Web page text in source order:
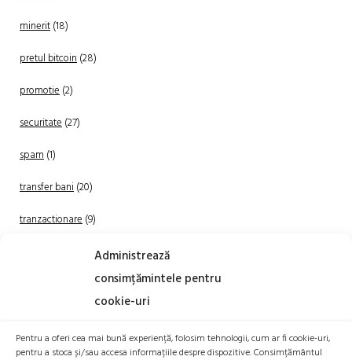
Administrează
consimțămintele pentru
cookie-uri
Pentru a oferi cea mai bună experiență, folosim tehnologii, cum ar fi cookie-uri,
pentru a stoca și/sau accesa informațiile despre dispozitive. Consimțământul
minerit(18)
pretul bitcoin(28)
promotie(2)
securitate(27)
spam(1)
transfer bani(20)
tranzactionare(9)
(20)